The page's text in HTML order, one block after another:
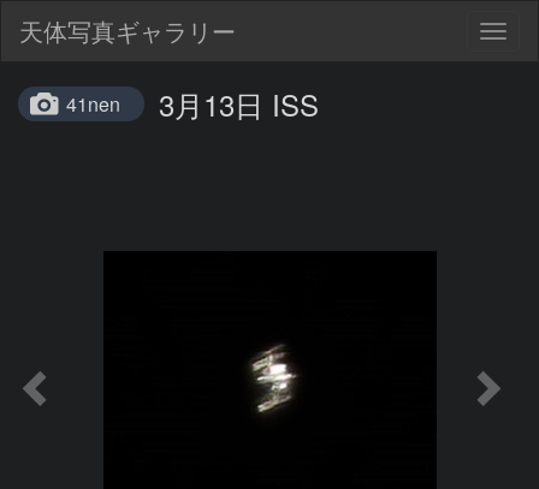
天体写真ギャラリー
41nen 3月13日 ISS